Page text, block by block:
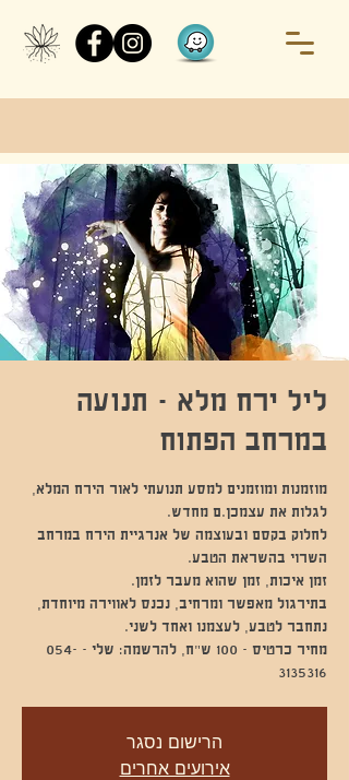
ליל ירח מלא - תנועה
במרחב הפתוח
מוזמנות ומוזמנים למסע תנועתי לאור הירח המלא,
לחלוק בקסם ובעוצמה של אנרגיית הירח במרחב
בתירגול מאפשר ומרחיב, נכנס לאווירה מיוחדת,
מחיר כרטיס - 100 ש"ח, להרשמה: שלי - 054-
3135316
הרישום נסגר
אירועים אחרים